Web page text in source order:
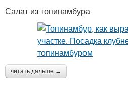
Салат из топинамбура
читать дальше →